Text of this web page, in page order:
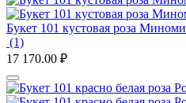
Букет 101 кустовая роза Миноми
(1)
17 170.00 ₽